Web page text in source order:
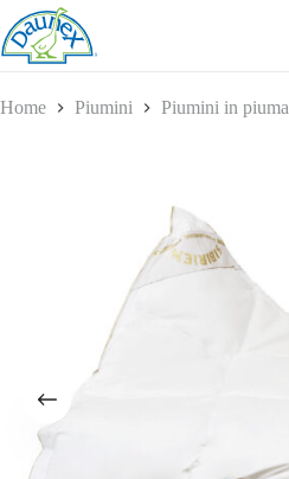
Salta
al
contenuto
Home Piumini Piumini in piuma